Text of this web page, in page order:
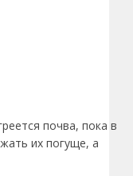
почва, пока в
их погуще, а